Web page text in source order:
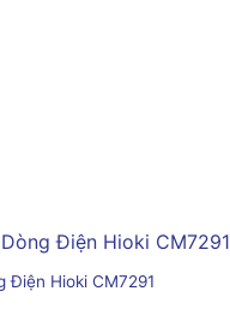
Điện Hioki CM7291